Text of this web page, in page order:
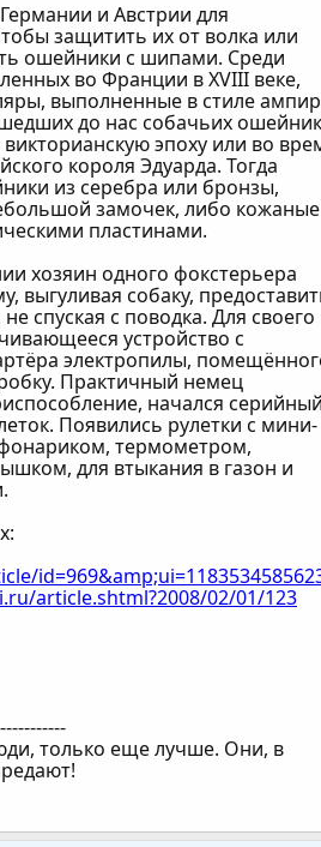
и Австрии для
защитить их от волка или
ошейники с шипами. Среди
во Франции в XVIII веке,
выполненные в стиле
до нас собачьих
эпоху или во
короля Эдуарда. Тогда
из серебра или бронзы,
замочек, либо кожаные
пластинами.
хозяин одного фокстерьера
выгуливая собаку,
спуская с поводка. Для своего
устройство с
электропилы,
Практичный немец
начался
Появились рулетки с мини-
термометром,
для втыкания в газон и
article.shtml?2008/02/01/123
только еще лучше. Они, в